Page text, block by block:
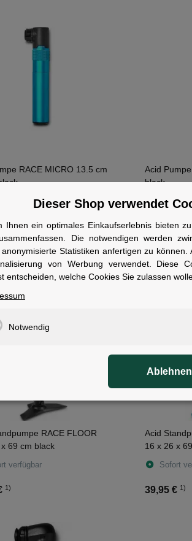
RACE MICRO 13.5 cm
verfügbar
1)
Acid
black
Sofort
19,95 € 1)
RACE FLOOR
69 cm black
verfügbar
1)
Acid
16 x 26 x
Sofort
39,95 € 1)
Dieser Shop verwendet
Ihnen ein optimales Einkaufserlebnis bieten
Die notwendigen werden
Statistiken anfertigen zu
von Werbung verwendet. Diese
entscheiden, welche Cookies Sie zulassen
Notwendig
Ablehnen